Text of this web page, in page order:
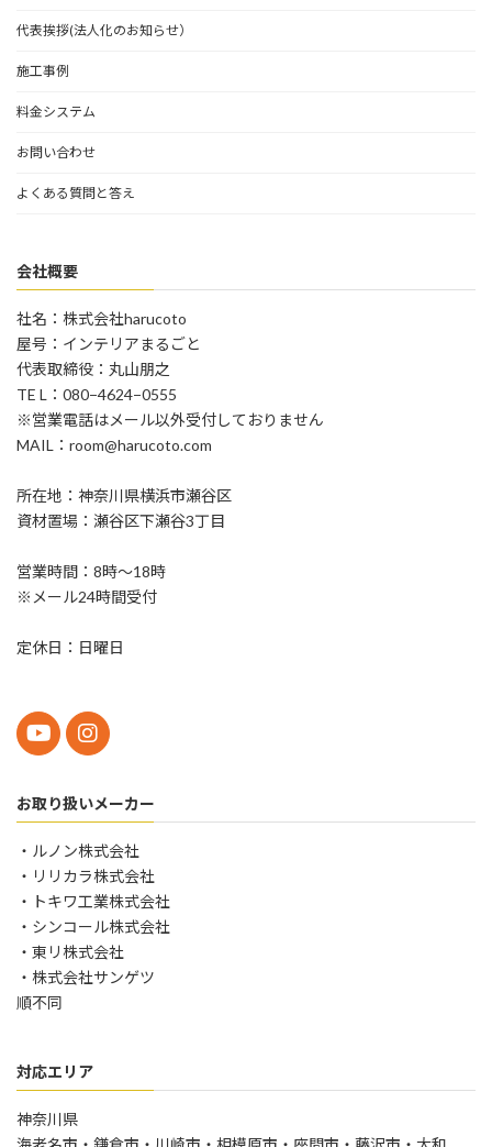
代表挨拶(法人化のお知らせ）
施工事例
料金システム
お問い合わせ
よくある質問と答え
会社概要
社名：株式会社harucoto
屋号：インテリアまるごと
代表取締役：丸山朋之
TE L：080−4624−0555
※営業電話はメール以外受付しておりません
MAIL：room@harucoto.com
所在地：神奈川県横浜市瀬谷区
資材置場：瀬谷区下瀬谷3丁目
営業時間：8時〜18時
※メール24時間受付
定休日：日曜日
お取り扱いメーカー
・ルノン株式会社
・リリカラ株式会社
・トキワ工業株式会社
・シンコール株式会社
・東リ株式会社
・株式会社サンゲツ
順不同
対応エリア
神奈川県